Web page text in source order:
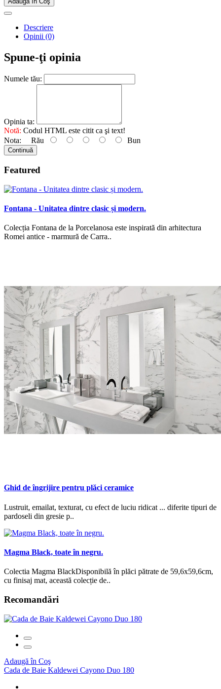
Descriere
Opinii (0)
Spune-ţi opinia
Numele tău:
Opinia ta:
Notă: Codul HTML este citit ca şi text!
Nota: Rău Bun
Continuă
Featured
Fontana - Unitatea dintre clasic și modern.
Colecția Fontana de la Porcelanosa este inspirată din arhitectura
Romei antice - marmură de Carra..
Ghid de îngrijire pentru plăci ceramice
Lustruit, emailat, texturat, cu efect de luciu ridicat ... diferite tipuri de
pardoseli din gresie p..
Magma Black, toate în negru.
Colectia Magma BlackDisponibilă în plăci pătrate de 59,6x59,6cm,
cu finisaj mat, această colecție de..
Recomandări
Adaugă în Coş
Cada de Baie Kaldewei Cayono Duo 180